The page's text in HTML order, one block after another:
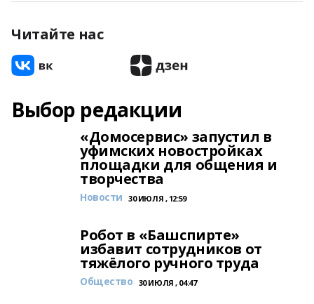
Читайте нас
Выбор редакции
«Домосервис» запустил в
уфимских новостройках
площадки для общения и
творчества
Новости 30 ИЮЛЯ , 12:59
Робот в «Башспирте»
избавит сотрудников от
тяжёлого ручного труда
Общество 30 ИЮЛЯ , 04:47